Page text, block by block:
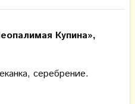
Купина»,
серебрение.